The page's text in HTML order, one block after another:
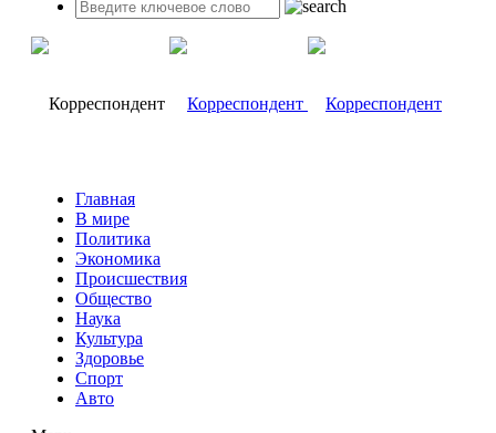
Главная
В мире
Политика
Экономика
Происшествия
Общество
Наука
Культура
Здоровье
Спорт
Авто